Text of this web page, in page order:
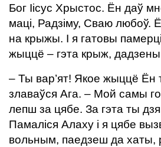
Бог Іісус Хрыстос. Ён даў
маці, Радзіму, Сваю любоў.
на крыжы. І я гатовы
жыццё – гэта крыж,
– Ты вар’ят! Якое жыццё Ён
злаваўся Ага. – Мой самы
лепш за цябе. За гэта ты
Памаліся Алаху і я цябе
вольным, паедзеш да хаты,